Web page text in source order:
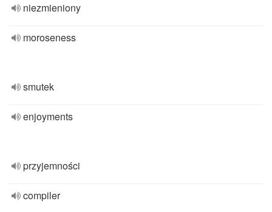
niezmieniony
moroseness
smutek
enjoyments
przyjemności
compiler